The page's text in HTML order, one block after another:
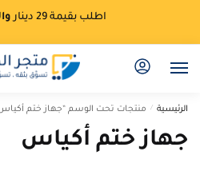
navigation
content
اطلب بقيمة 29 دينار
الرئيسية / منتجات تحت الوسم “جهاز ختم
جهاز ختم أكياس